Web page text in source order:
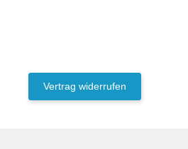
Vertrag widerrufen